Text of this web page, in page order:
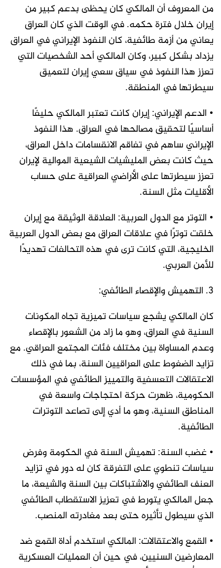
من المعروف أن المالكي كان يحظى بدعم كبير من
إيران خلال فترة حكمه. في الوقت الذي كان العراق
يعاني من أزمة طائفية، كان النفوذ الإيراني في العراق
يزداد بشكل كبير، وكان المالكي أحد الشخصيات التي
تعزز هذا النفوذ في سياق سعي إيران لتعميق
سيطرتها في المنطقة.
• الدعم الإيراني: إيران كانت تعتبر المالكي حليفًا
أساسيًا لتحقيق مصالحها في العراق. هذا النفوذ
الإيراني ساهم في تفاقم الانقسامات داخل العراق،
حيث كانت بعض المليشيات الشيعية الموالية لإيران
تعزز سيطرتها على الأراضي العراقية على حساب
الأقليات مثل السنة.
• التوتر مع الدول العربية: العلاقة الوثيقة مع إيران
خلقت توترًا في علاقات العراق مع بعض الدول العربية
الخليجية، التي كانت ترى في هذه التحالفات تهديدًا
للأمن العربي.
3. التهميش والإقصاء الطائفي:
كان المالكي يشجع سياسات تميزية تجاه المكونات
السنية في العراق، وهو ما زاد من الشعور بالإقصاء
وعدم المساواة بين مختلف فئات المجتمع العراقي. مع
تزايد الضغوط على العراقيين السنة، بما في ذلك
الاعتقالات التعسفية والتمييز الطائفي في المؤسسات
الحكومية، ظهرت حركة احتجاجات واسعة في
المناطق السنية، وهو ما أدي إلى تصاعد التوترات
الطائفية.
• غضب السنة: تهميش السنة في الحكومة وفرض
سياسات تنطوي على التفرقة كان له دور في تزايد
العنف الطائفي والاشتباكات بين السنة والشيعة، ما
جعل المالكي يتورط في تعزيز الاستقطاب الطائفي
الذي سيطول تأثيره حتى بعد مغادرته المنصب.
• القمع والاعتقالات: المالكي استخدم أداة القمع ضد
المعارضين السنيين، في حين أن العمليات العسكرية